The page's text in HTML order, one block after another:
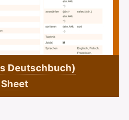
Deutschbuch)